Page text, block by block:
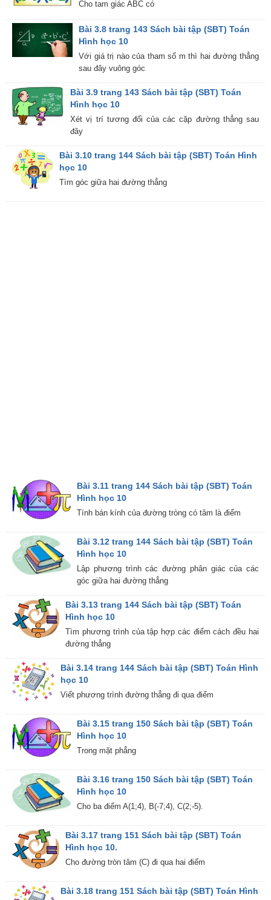
Cho tam giác ABC có
Bài 3.8 trang 143 Sách bài tập (SBT) Toán
Hình học 10
Với giá trị nào của tham số m thì hai đường thẳng
sau đây vuông góc
Bài 3.9 trang 143 Sách bài tập (SBT) Toán
Hình học 10
Xét vị trí tương đối của các cặp đường thẳng sau
đây
Bài 3.10 trang 144 Sách bài tập (SBT) Toán Hình
học 10
Tìm góc giữa hai đường thẳng
Bài 3.11 trang 144 Sách bài tập (SBT) Toán
Hình học 10
Tính bán kính của đường tròng có tâm là điểm
Bài 3.12 trang 144 Sách bài tập (SBT) Toán
Hình học 10
Lập phương trình các đường phân giác của các
góc giữa hai đường thẳng
Bài 3.13 trang 144 Sách bài tập (SBT) Toán
Hình học 10
Tìm phương trình của tập hợp các điểm cách đều hai
đường thẳng
Bài 3.14 trang 144 Sách bài tập (SBT) Toán Hình
học 10
Viết phương trình đường thẳng đi qua điểm
Bài 3.15 trang 150 Sách bài tập (SBT) Toán
Hình học 10
Trong mặt phẳng
Bài 3.16 trang 150 Sách bài tập (SBT) Toán
Hình học 10
Cho ba điểm A(1;4), B(-7;4), C(2;-5).
Bài 3.17 trang 151 Sách bài tập (SBT) Toán
Hình học 10.
Cho đường tròn tâm (C) đi qua hai điểm
Bài 3.18 trang 151 Sách bài tập (SBT) Toán Hình